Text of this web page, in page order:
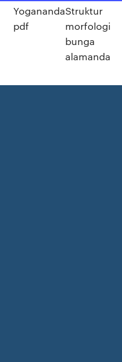
Yogananda
pdf
Struktur
morfologi
bunga
alamanda